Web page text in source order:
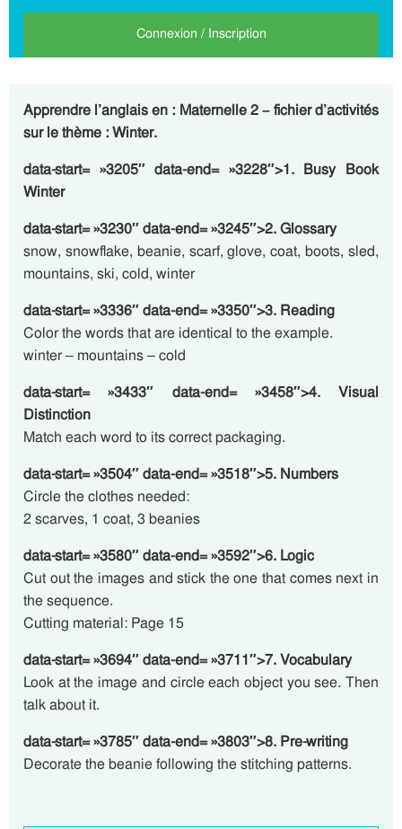
Connexion / Inscription
Apprendre l’anglais en : Maternelle 2 – fichier d’activités
sur le thème : Winter.
data-start= »3205″ data-end= »3228″>1. Busy Book
Winter
data-start= »3230″ data-end= »3245″>2. Glossary
snow, snowflake, beanie, scarf, glove, coat, boots, sled,
mountains, ski, cold, winter
data-start= »3336″ data-end= »3350″>3. Reading
Color the words that are identical to the example.
winter – mountains – cold
data-start= »3433″ data-end= »3458″>4. Visual
Distinction
Match each word to its correct packaging.
data-start= »3504″ data-end= »3518″>5. Numbers
Circle the clothes needed:
2 scarves, 1 coat, 3 beanies
data-start= »3580″ data-end= »3592″>6. Logic
Cut out the images and stick the one that comes next in
the sequence.
Cutting material: Page 15
data-start= »3694″ data-end= »3711″>7. Vocabulary
Look at the image and circle each object you see. Then
talk about it.
data-start= »3785″ data-end= »3803″>8. Pre-writing
Decorate the beanie following the stitching patterns.